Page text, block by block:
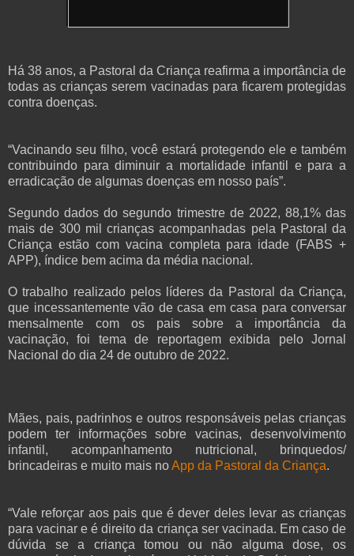
Há 38 anos, a Pastoral da Criança reafirma a importância de
todas as crianças serem vacinadas para ficarem protegidas
contra doenças.
“Vacinando seu filho, você estará protegendo ele e também
contribuindo para diminuir a mortalidade infantil e para a
erradicação de algumas doenças em nosso país”.
Segundo dados do segundo trimestre de 2022, 88,1% das
mais de 300 mil crianças acompanhadas pela Pastoral da
Criança estão com vacina completa para idade (FABS +
APP), índice bem acima da média nacional.
O trabalho realizado pelos líderes da Pastoral da Criança,
que incessantemente vão de casa em casa para conversar
mensalmente com os pais sobre a importância da
vacinação, foi tema de reportagem exibida pelo Jornal
Nacional do dia 24 de outubro de 2022.
Mães, pais, padrinhos e outros responsáveis pelas crianças
podem ter informações sobre vacinas, desenvolvimento
infantil, acompanhamento nutricional, brinquedos/
brincadeiras e muito mais noApp da Pastoral da Criança.
“Vale reforçar aos pais que é dever deles levar as crianças
para vacinar e é direito da criança ser vacinada. Em caso de
dúvida se a criança tomou ou não alguma dose, os